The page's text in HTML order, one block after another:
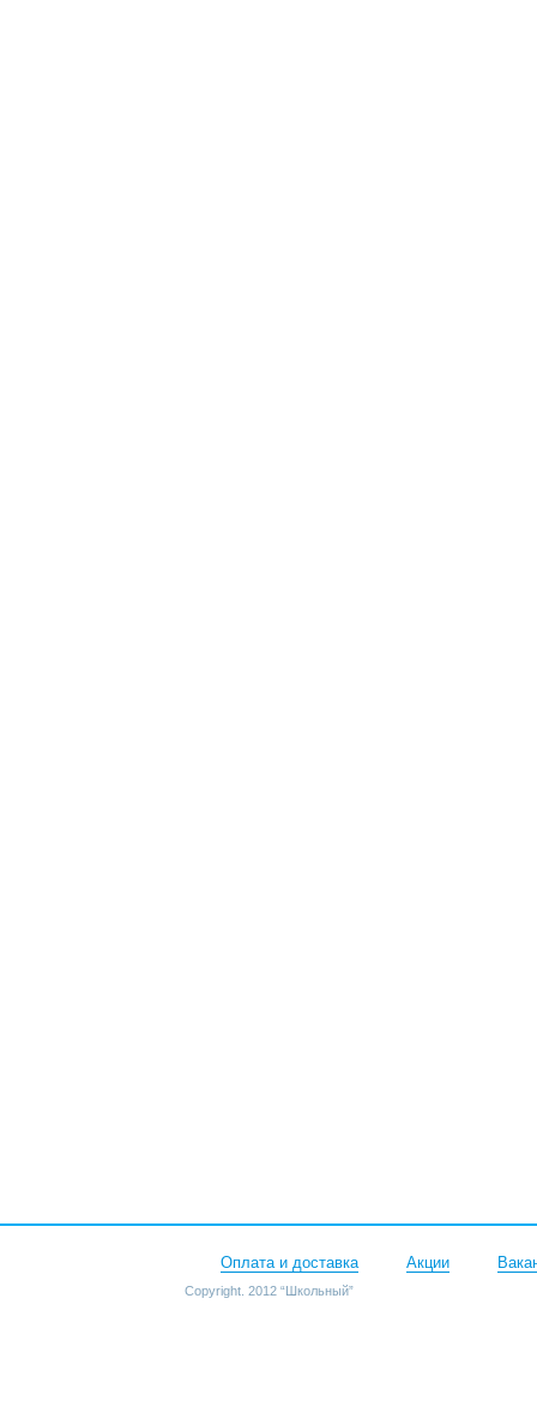
Оплата и доставка Акции
Copyright. 2012 “Школьный”